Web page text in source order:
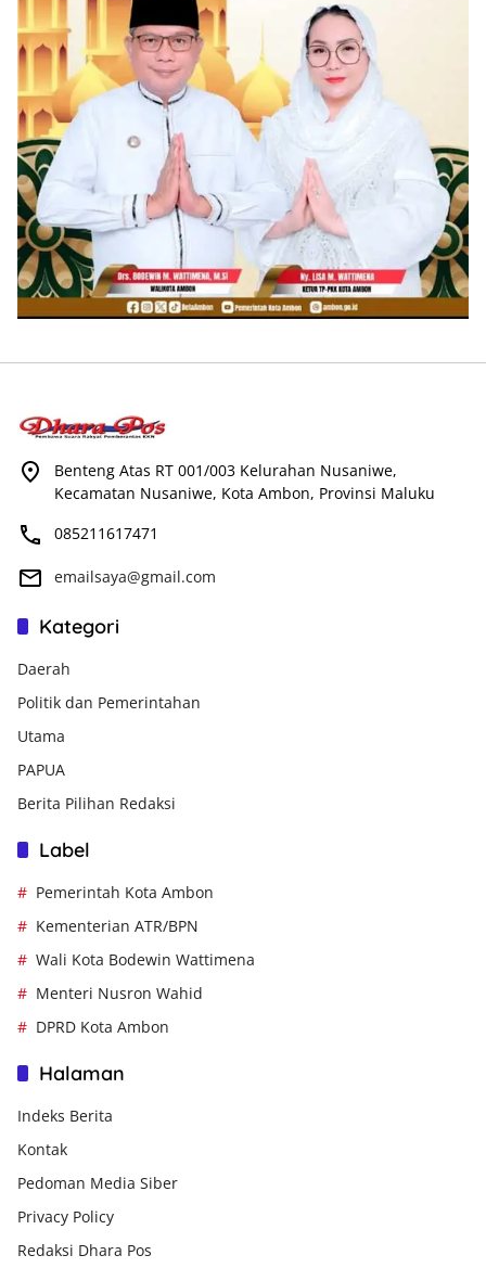
Benteng Atas RT 001/003 Kelurahan Nusaniwe,
Kecamatan Nusaniwe, Kota Ambon, Provinsi Maluku
085211617471
emailsaya@gmail.com
Kategori
Daerah
Politik dan Pemerintahan
Utama
PAPUA
Berita Pilihan Redaksi
Label
Pemerintah Kota Ambon
Kementerian ATR/BPN
Wali Kota Bodewin Wattimena
Menteri Nusron Wahid
DPRD Kota Ambon
Halaman
Indeks Berita
Kontak
Pedoman Media Siber
Privacy Policy
Redaksi Dhara Pos